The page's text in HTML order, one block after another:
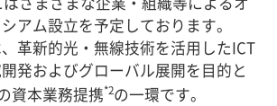
アム設立を予定しております。
革新的光・無線技術を活用したICT
発およびグローバル展開を目的と
資本業務提携*2の一環です。